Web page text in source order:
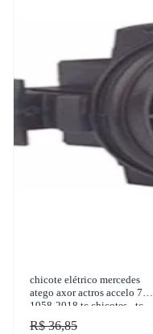
chicote elétrico mercedes
atego axor actros accelo 710
1958-2018 tc chicotes - tc
102.0714
R$ 36,85